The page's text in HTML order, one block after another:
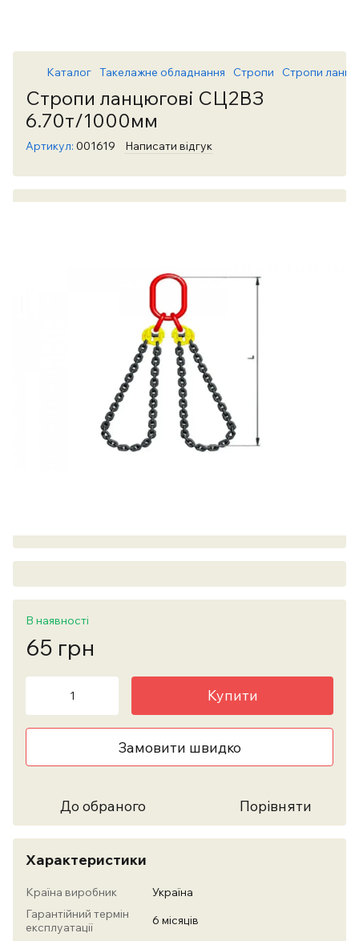
Каталог Такелажне обладнання Стропи Стропи
Стропи ланцюгові СЦ2ВЗ
6.70т/1000мм
Артикул: 001619 Написати відгук
В наявності
65 грн
Купити
Замовити швидко
До обраного Порівняти
Характеристики
Країна виробник
Україна
Гарантійний термін
експлуатації
6 місяців